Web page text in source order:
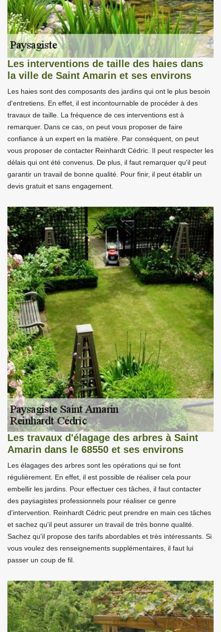
Les interventions de taille des haies dans
la ville de Saint Amarin et ses environs
Les haies sont des composants des jardins qui ont le plus besoin
d'entretiens. En effet, il est incontournable de procéder à des
travaux de taille. La fréquence de ces interventions est à
remarquer. Dans ce cas, on peut vous proposer de faire
confiance à un expert en la matière. Par conséquent, on peut
vous proposer de contacter Reinhardt Cédric. Il peut respecter les
délais qui ont été convenus. De plus, il faut remarquer qu'il peut
garantir un travail de bonne qualité. Pour finir, il peut établir un
devis gratuit et sans engagement.
Les travaux d'élagage des arbres à Saint
Amarin dans le 68550 et ses environs
Les élagages des arbres sont les opérations qui se font
régulièrement. En effet, il est possible de réaliser cela pour
embellir les jardins. Pour effectuer ces tâches, il faut contacter
des paysagistes professionnels pour réaliser ce genre
d'intervention. Reinhardt Cédric peut prendre en main ces tâches
et sachez qu'il peut assurer un travail de très bonne qualité.
Sachez qu'il propose des tarifs abordables et très intéressants. Si
vous voulez des renseignements supplémentaires, il faut lui
passer un coup de fil.